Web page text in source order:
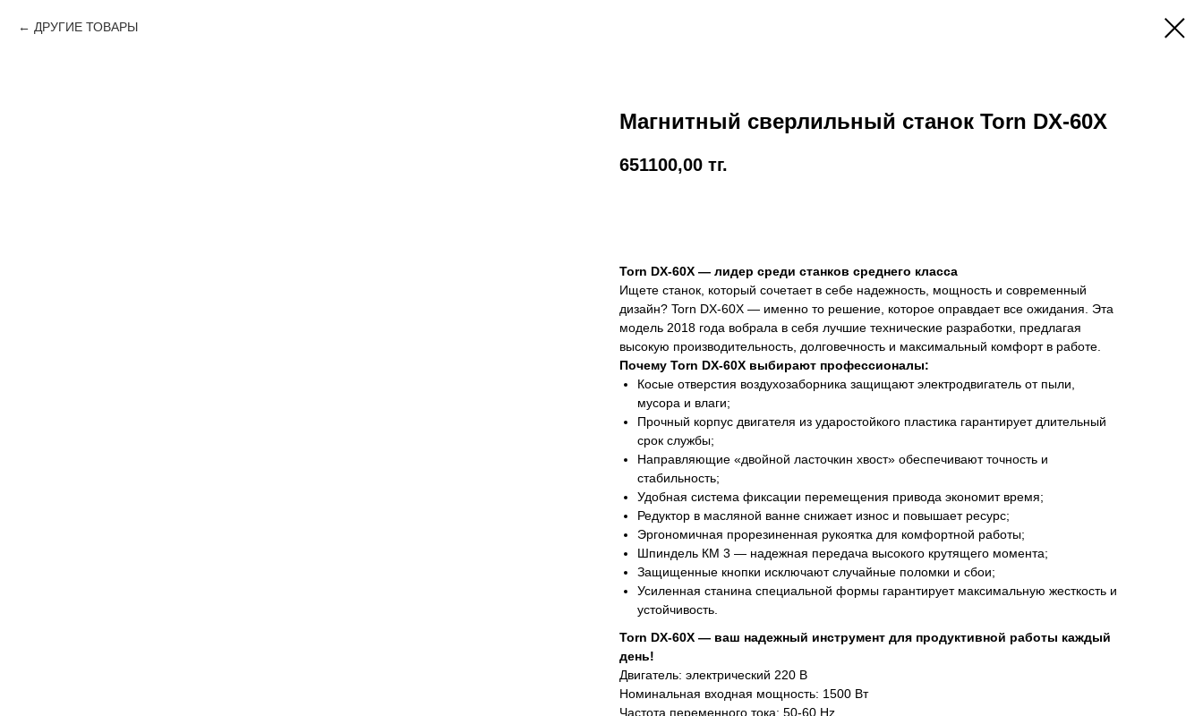
ДРУГИЕ ТОВАРЫ
Магнитный сверлильный станок Torn DX-60X
651100,00 тг.
Torn DX-60X — лидер среди станков среднего класса
Ищете станок, который сочетает в себе надежность, мощность и современный
дизайн? Torn DX-60X — именно то решение, которое оправдает все ожидания. Эта
модель 2018 года вобрала в себя лучшие технические разработки, предлагая
высокую производительность, долговечность и максимальный комфорт в работе.
Почему Torn DX-60X выбирают профессионалы:
Косые отверстия воздухозаборника защищают электродвигатель от пыли,
мусора и влаги;
Прочный корпус двигателя из ударостойкого пластика гарантирует длительный
срок службы;
Направляющие «двойной ласточкин хвост» обеспечивают точность и
стабильность;
Удобная система фиксации перемещения привода экономит время;
Редуктор в масляной ванне снижает износ и повышает ресурс;
Эргономичная прорезиненная рукоятка для комфортной работы;
Шпиндель КМ 3 — надежная передача высокого крутящего момента;
Защищенные кнопки исключают случайные поломки и сбои;
Усиленная станина специальной формы гарантирует максимальную жесткость и
устойчивость.
Torn DX-60X — ваш надежный инструмент для продуктивной работы каждый
день!
Двигатель: электрический 220 В
Номинальная входная мощность: 1500 Вт
Частота переменного тока: 50-60 Hz